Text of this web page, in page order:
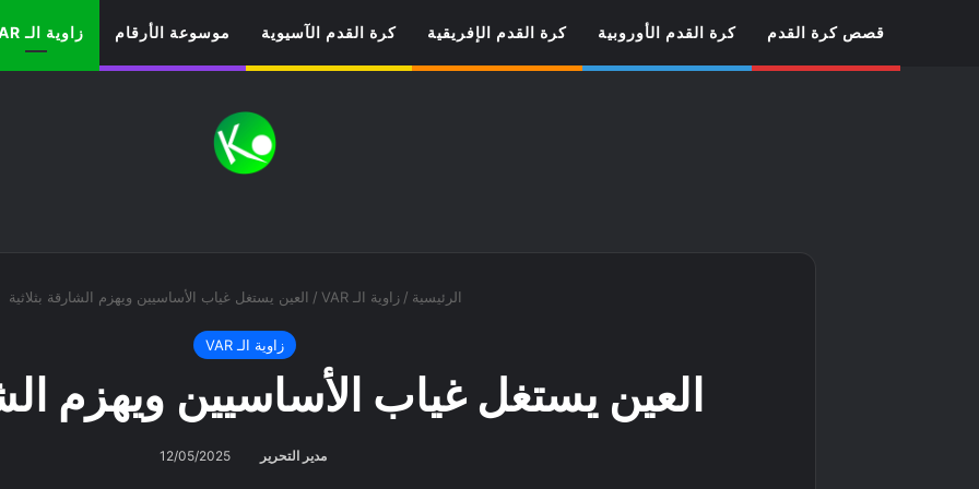
قصص كرة القدم كرة القدم الأوروبية كرة القدم الإفريقية كرة القدم الآسيوية موسوعة الأرقام زاوية الـ VAR
الرئيسية / زاوية الـ VAR / العين يستغل غياب الأساسيين ويهزم الشارقة بثلاثية
زاوية الـ VAR
العين يستغل غياب الأساسيين ويهزم
مدير التحرير 12/05/2025